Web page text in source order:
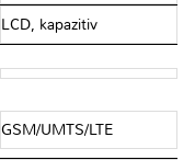
LCD, kapazitiv
GSM/UMTS/LTE